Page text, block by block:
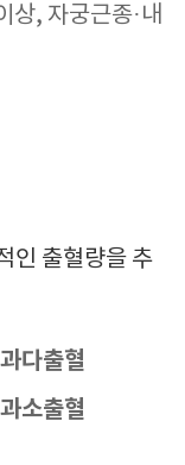
상, 자궁근종·내
인 출혈량을 추
과다출혈
과소출혈